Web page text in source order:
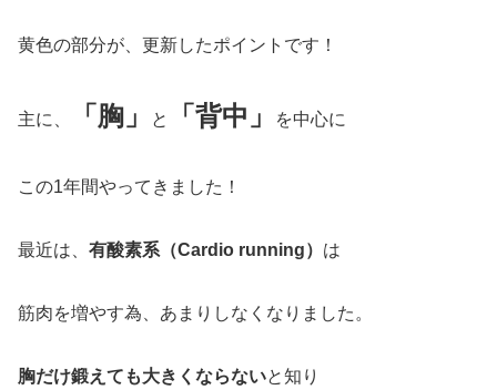
黄色の部分が、更新したポイントです！
主に、 「胸」 と 「背中」 を中心に
この1年間やってきました！
最近は、 有酸素系（Cardio running） は
筋肉を増やす為、あまりしなくなりました。
胸だけ鍛えても大きくならないと知り